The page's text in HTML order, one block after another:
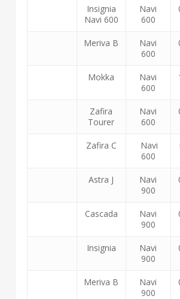
Insignia
Navi 600
Navi
600
Meriva B
Navi
600
Mokka
Navi
600
Zafira
Tourer
Navi
600
Zafira C
Navi
600
Astra J
Navi
900
Cascada
Navi
900
Insignia
Navi
900
Meriva B
Navi
900